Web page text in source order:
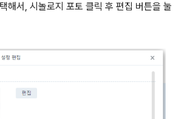
해서, 시놀로지 포토 클릭 후 편집 버튼을 눌